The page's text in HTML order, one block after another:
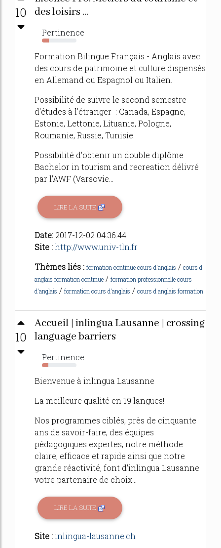
10
des loisirs ...
Pertinence
20%
Formation Bilingue Français - Anglais avec
des cours de patrimoine et culture dispensés
en Allemand ou Espagnol ou Italien.
Possibilité de suivre le second semestre
d'études à l'étranger : Canada, Espagne,
Estonie, Lettonie, Lituanie, Pologne,
Roumanie, Russie, Tunisie.
Possibilité d'obtenir un double diplôme
Bachelor in tourism and recreation délivré
par l'AWF (Varsovie...
LIRE LA SUITE
Date: 2017-12-02 04:36:44
Site :http://www.univ-tln.fr
Thèmes liés : formation continue cours d'anglais / cours d
anglais formation continue / formation professionnelle cours
d'anglais / formation cours d'anglais / cours d anglais formation
10
Accueil | inlingua Lausanne | crossing
language barriers
Pertinence
18%
Bienvenue à inlingua Lausanne
La meilleure qualité en 19 langues!
Nos programmes ciblés, près de cinquante
ans de savoir-faire, des équipes
pédagogiques expertes, notre méthode
claire, efficace et rapide ainsi que notre
grande réactivité, font d'inlingua Lausanne
votre partenaire de choix...
LIRE LA SUITE
Site :inlingua-lausanne.ch